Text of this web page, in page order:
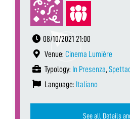
08/10/2021 21:00
Venue: Cinema Lumière
Typology: In Presenza,
Language: Italiano
See all Details